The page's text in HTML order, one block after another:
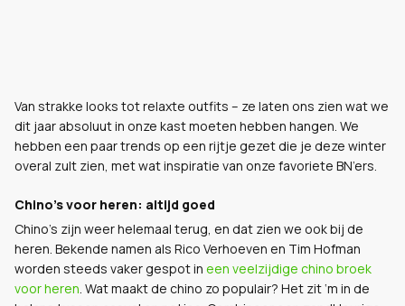
Van strakke looks tot relaxte outfits – ze laten ons zien wat we
dit jaar absoluut in onze kast moeten hebben hangen. We
hebben een paar trends op een rijtje gezet die je deze winter
overal zult zien, met wat inspiratie van onze favoriete BN’ers.
Chino’s voor heren: altijd goed
Chino’s zijn weer helemaal terug, en dat zien we ook bij de
heren. Bekende namen als Rico Verhoeven en Tim Hofman
worden steeds vaker gespot in een veelzijdige chino broek
voor heren. Wat maakt de chino zo populair? Het zit ‘m in de